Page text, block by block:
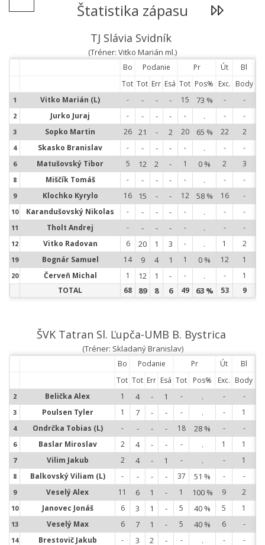
Štatistika zápasu
TJ Slávia Svidník
(Tréner: Vitko Marián ml.)
Bo Podanie Pr Út
Bl
Tot Tot Err Esá Tot Pos% Exc. Body
1 Vitko Marián (L) - - - - 15 73 % - -
2 Jurko Juraj - - - - - . - -
3 Sopko Martin 26 21 - 2 20 65 % 22 2
4 Skasko Branislav - - - - - . - -
6 Matušovský Tibor 5 12 2 - 1 0 % 2 3
8 Miščík Tomáš - - - - - . - -
9 Klochko Kyrylo 16 15 - - 12 58 % 16 -
10 Karandušovský Nikolas - - - - - . - -
11 Tholt Andrej - - - - - . - -
12 Vitko Radovan 6 20 1 3 - . 1 2
19 Bognár Samuel 14 9 4 1 1 0 % 12 1
20 Červeň Michal 1 12 1 - - . -
1
TOTAL
68 89 8 6 49 63 % 53 9
ŠVK Tatran Sl. Ľupča-UMB B. Bystrica
(Tréner: Skladaný Branislav)
Bo Podanie Pr Út
Bl
Tot Tot Err Esá Tot Pos% Exc. Body
2 Belička Alex 1 4 - 1 - . - -
3 Poulsen Tyler 1 7 - - - . - 1
4 Ondrčka Tobias (L) - - - - 18 28 % - -
6 Baslar Miroslav 2 4 - - - . 1 1
7 Vilim Jakub 2 4 - 1 - . - 1
8 Balkovský Viliam (L) - - - - 37 51 % - -
9 Veselý Alex 11 6 1 - 1 100 % 9 2
10 Janovec Jonáš 6 3 1 - 5 40 % 5 1
13 Veselý Max 6 7 1 - 5 40 % 6 -
14 Brestovič Jakub - 3 2 - - . - -